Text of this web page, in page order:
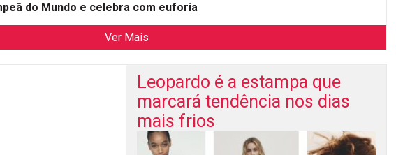
do Mundo e celebra com euforia
Ver Mais
Leopardo é a estampa que
marcará tendência nos dias
mais frios